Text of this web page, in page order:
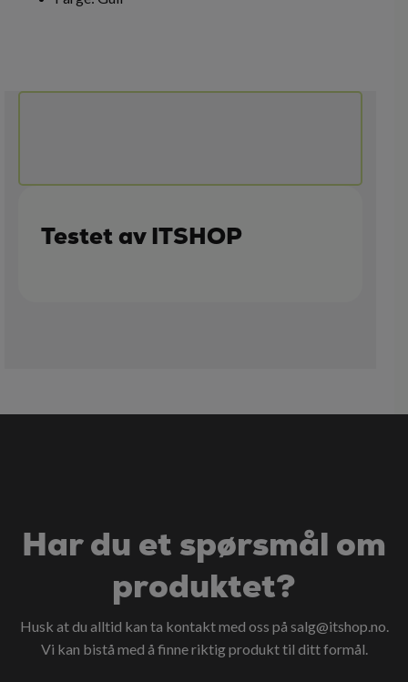
Testet av ITSHOP
Har du et spørsmål om
produktet?
Husk at du alltid kan ta kontakt med oss på salg@itshop.no.
Vi kan bistå med å finne riktig produkt til ditt formål.